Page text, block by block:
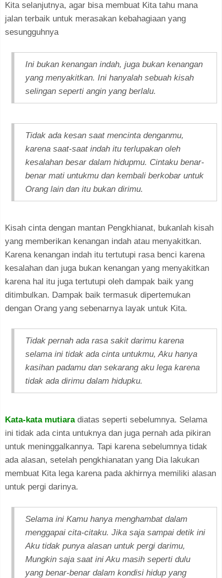
Kita selanjutnya, agar bisa membuat Kita tahu mana
jalan terbaik untuk merasakan kebahagiaan yang
sesungguhnya
Ini bukan kenangan indah, juga bukan kenangan
yang menyakitkan. Ini hanyalah sebuah kisah
selingan seperti angin yang berlalu.
Tidak ada kesan saat mencinta denganmu,
karena saat-saat indah itu terlupakan oleh
kesalahan besar dalam hidupmu. Cintaku benar-
benar mati untukmu dan kembali berkobar untuk
Orang lain dan itu bukan dirimu.
Kisah cinta dengan mantan Pengkhianat, bukanlah kisah
yang memberikan kenangan indah atau menyakitkan.
Karena kenangan indah itu tertutupi rasa benci karena
kesalahan dan juga bukan kenangan yang menyakitkan
karena hal itu juga tertutupi oleh dampak baik yang
ditimbulkan. Dampak baik termasuk dipertemukan
dengan Orang yang sebenarnya layak untuk Kita.
Tidak pernah ada rasa sakit darimu karena
selama ini tidak ada cinta untukmu, Aku hanya
kasihan padamu dan sekarang aku lega karena
tidak ada dirimu dalam hidupku.
Kata-kata mutiaradiatas seperti sebelumnya. Selama
ini tidak ada cinta untuknya dan juga pernah ada pikiran
untuk meninggalkannya. Tapi karena sebelumnya tidak
ada alasan, setelah pengkhianatan yang Dia lakukan
membuat Kita lega karena pada akhirnya memiliki alasan
untuk pergi darinya.
Selama ini Kamu hanya menghambat dalam
menggapai cita-citaku. Jika saja sampai detik ini
Aku tidak punya alasan untuk pergi darimu,
Mungkin saja saat ini Aku masih seperti dulu
yang benar-benar dalam kondisi hidup yang